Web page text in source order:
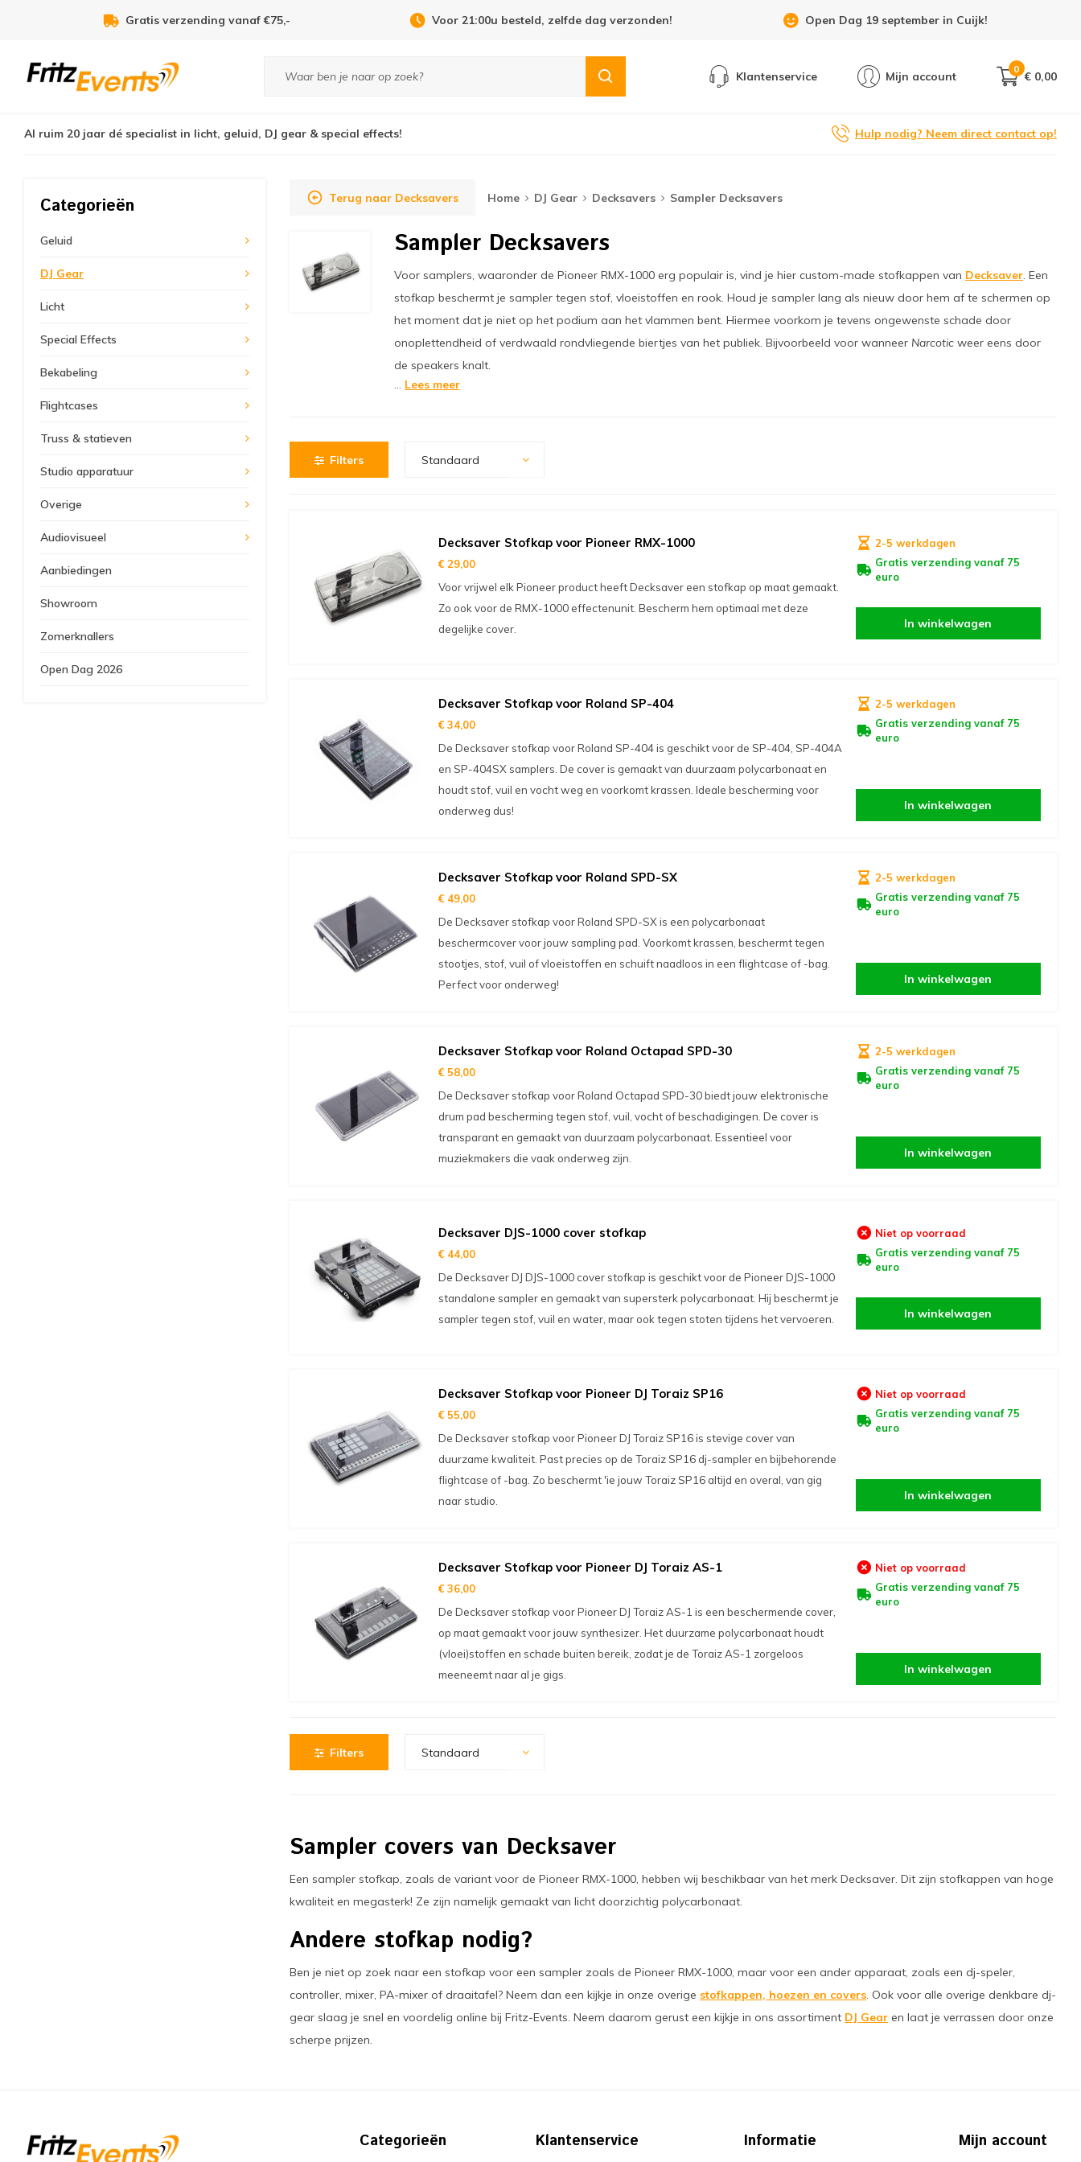
Voor 21:00u besteld, zelfde dag verzonden! Open Dag 19 september in Cuijk! Showroom 6 dagen per week geopend!
Klantenservice Mijn account
0
€ 0,00
Al ruim 20 jaar dé specialist in licht, geluid, DJ gear & special effects! Hulp nodig? Neem direct contact op!
Categorieën
Geluid
DJ Gear
Licht
Special Effects
Bekabeling
Flightcases
Truss & statieven
Studio apparatuur
Overige
Audiovisueel
Aanbiedingen
Showroom
Zomerknallers
Open Dag 2026
Terug naar Decksavers Home DJ Gear Decksavers Sampler Decksavers
Sampler Decksavers
Voor samplers, waaronder de Pioneer RMX-1000 erg populair is, vind je hier custom-made stofkappen van Decksaver. Een
stofkap beschermt je sampler tegen stof, vloeistoffen en rook. Houd je sampler lang als nieuw door hem af te schermen op
het moment dat je niet op het podium aan het vlammen bent. Hiermee voorkom je tevens ongewenste schade door
onoplettendheid of verdwaald rondvliegende biertjes van het publiek. Bijvoorbeeld voor wanneer Narcotic weer eens door
de speakers knalt.
... Lees meer
Filters Standaard
Decksaver Stofkap voor Pioneer RMX-1000
€ 29,00
Voor vrijwel elk Pioneer product heeft Decksaver een stofkap op maat gemaakt.
Zo ook voor de RMX-1000 effectenunit. Bescherm hem optimaal met deze
degelijke cover.
2-5 werkdagen
Gratis verzending vanaf 75
euro
In winkelwagen
Decksaver Stofkap voor Roland SP-404
€ 34,00
De Decksaver stofkap voor Roland SP-404 is geschikt voor de SP-404, SP-404A
en SP-404SX samplers. De cover is gemaakt van duurzaam polycarbonaat en
houdt stof, vuil en vocht weg en voorkomt krassen. Ideale bescherming voor
onderweg dus!
2-5 werkdagen
Gratis verzending vanaf 75
euro
In winkelwagen
Decksaver Stofkap voor Roland SPD-SX
€ 49,00
De Decksaver stofkap voor Roland SPD-SX is een polycarbonaat
beschermcover voor jouw sampling pad. Voorkomt krassen, beschermt tegen
stootjes, stof, vuil of vloeistoffen en schuift naadloos in een flightcase of -bag.
Perfect voor onderweg!
2-5 werkdagen
Gratis verzending vanaf 75
euro
In winkelwagen
Decksaver Stofkap voor Roland Octapad SPD-30
€ 58,00
De Decksaver stofkap voor Roland Octapad SPD-30 biedt jouw elektronische
drum pad bescherming tegen stof, vuil, vocht of beschadigingen. De cover is
transparant en gemaakt van duurzaam polycarbonaat. Essentieel voor
muziekmakers die vaak onderweg zijn.
2-5 werkdagen
Gratis verzending vanaf 75
euro
In winkelwagen
Decksaver DJS-1000 cover stofkap
€ 44,00
De Decksaver DJ DJS-1000 cover stofkap is geschikt voor de Pioneer DJS-1000
standalone sampler en gemaakt van supersterk polycarbonaat. Hij beschermt je
sampler tegen stof, vuil en water, maar ook tegen stoten tijdens het vervoeren.
Niet op voorraad
Gratis verzending vanaf 75
euro
In winkelwagen
Decksaver Stofkap voor Pioneer DJ Toraiz SP16
€ 55,00
De Decksaver stofkap voor Pioneer DJ Toraiz SP16 is stevige cover van
duurzame kwaliteit. Past precies op de Toraiz SP16 dj-sampler en bijbehorende
flightcase of -bag. Zo beschermt 'ie jouw Toraiz SP16 altijd en overal, van gig
naar studio.
Niet op voorraad
Gratis verzending vanaf 75
euro
In winkelwagen
Decksaver Stofkap voor Pioneer DJ Toraiz AS-1
€ 36,00
De Decksaver stofkap voor Pioneer DJ Toraiz AS-1 is een beschermende cover,
op maat gemaakt voor jouw synthesizer. Het duurzame polycarbonaat houdt
(vloei)stoffen en schade buiten bereik, zodat je de Toraiz AS-1 zorgeloos
meeneemt naar al je gigs.
Niet op voorraad
Gratis verzending vanaf 75
euro
In winkelwagen
Filters Standaard
Sampler covers van Decksaver
Een sampler stofkap, zoals de variant voor de Pioneer RMX-1000, hebben wij beschikbaar van het merk Decksaver. Dit zijn stofkappen van hoge
kwaliteit en megasterk! Ze zijn namelijk gemaakt van licht doorzichtig polycarbonaat.
Andere stofkap nodig?
Ben je niet op zoek naar een stofkap voor een sampler zoals de Pioneer RMX-1000, maar voor een ander apparaat, zoals een dj-speler,
controller, mixer, PA-mixer of draaitafel? Neem dan een kijkje in onze overige stofkappen, hoezen en covers. Ook voor alle overige denkbare dj-
gear slaag je snel en voordelig online bij Fritz-Events. Neem daarom gerust een kijkje in ons assortiment DJ Gear en laat je verrassen door onze
scherpe prijzen.
Categorieën Klantenservice Informatie Mijn account